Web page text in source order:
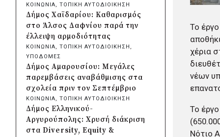
Το
χέρια
νέων
Το
Νότιο
Δήμος Καισαριανής: Καταδίκη
για την απόπειρα
μπλοκαρίσματος φιλικού
αγώνα στο «Μ.
Κρητικόπουλος»
πριν από 2 μέρες
Δήμος Πειραιά: Νέες
ασφαλτοστρώσεις σε Α΄ και Β΄
Δημοτική Κοινότητα με
πρόγραμμα 2 εκατ. ευρώ
πριν από 2 μέρες
Η Marko Marković Orkestar
ΚΟΙΝΩΝΙΑ, ΤΟΠΙΚΗ ΑΥΤΟΔΙΟΙΚΗΣΗ
Δήμος Χαϊδαρίου: Καθαρισμός
στο Άλσος Δαφνίου παρά την
έλλειψη αρμοδιότητας
ΚΟΙΝΩΝΙΑ, ΤΟΠΙΚΗ ΑΥΤΟΔΙΟΙΚΗΣΗ
ΥΠΟΔΟΜΕΣ
Δήμος Αμαρουσίου: Μεγάλες
παρεμβάσεις αναβάθμισης στα
σχολεία πριν τον Σεπτέμβριο
ΚΟΙΝΩΝΙΑ, ΤΟΠΙΚΗ ΑΥΤΟΔΙΟΙΚΗΣΗ
Δήμος Ελληνικού-
Αργυρούπολης: Χρυσή διάκριση
στα Diversity, Equity &